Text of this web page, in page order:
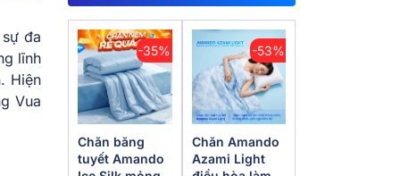
đa
lĩnh
Hiện
Vua
-35%
Chăn băng
tuyết Amando
-53%
Chăn Amando
Azami Light